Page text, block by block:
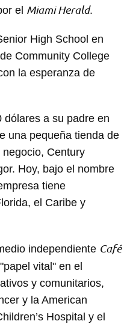
primero has de
CANCELAR
el Miami Herald.
High School en
Community College
la esperanza de
dólares a su padre en
una pequeña tienda de
Century
Hoy, bajo el nombre
tiene
el Caribe y
independiente Café
vital" en el
y comunitarios,
y la American
Hospital y el